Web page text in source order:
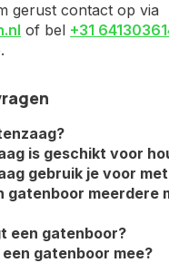
gerust contact op via
of bel +31
is geschikt voor
gebruik je voor
gatenboor meerdere
een gatenboor?
gatenboor mee?